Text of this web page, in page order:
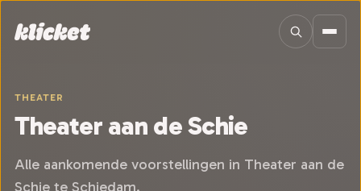
THEATER
Theater aan de Schie
Alle aankomende voorstellingen in Theater aan de
Schie te Schiedam.